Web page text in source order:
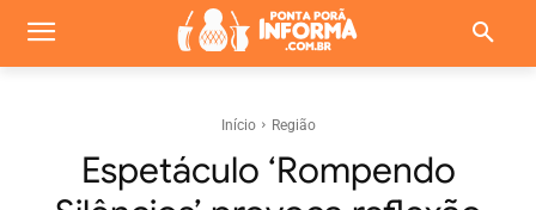
Início Região
Espetáculo ‘Rompendo